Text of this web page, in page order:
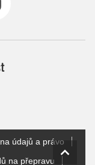
údajů a právo
na přepravu